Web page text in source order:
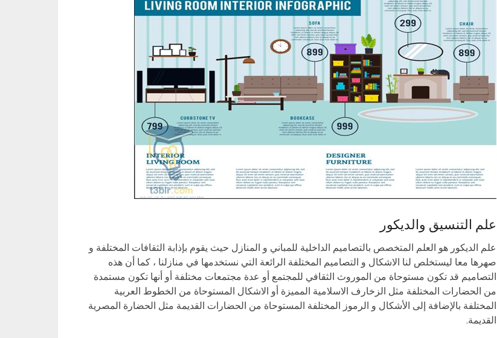
علم التنسيق والديكور
علم الديكور هو العلم المتخصص بالتصاميم الداخلية للمباني و المنازل حيث يقوم بإذابة الثقافات المختلفة و
صهرها معا ليستخلص لنا الاشكال و التصاميم المختلفة الرائعة التي نستخدمها في منازلنا ، كما أن هذه
التصاميم قد تكون مستوحاة من الموروث الثقافي للمجتمع أو عدة مجتمعات مختلفة أو أنها تكون مستمدة
من الحضارات المختلفة مثل الزخارف الاسلامية المميزة أو الاشكال المستوحاة من الخطوط العربية
المختلفة بالإضافة إلى الأشكال و الرموز المختلفة المستوحاة من الحضارات القديمة مثل الحضارة المصرية
القديمة.